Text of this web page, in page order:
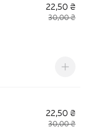
22,50 ₴
30,00 ₴
22,50 ₴
30,00 ₴